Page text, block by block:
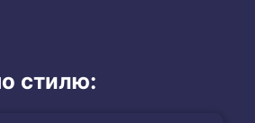
стилю: